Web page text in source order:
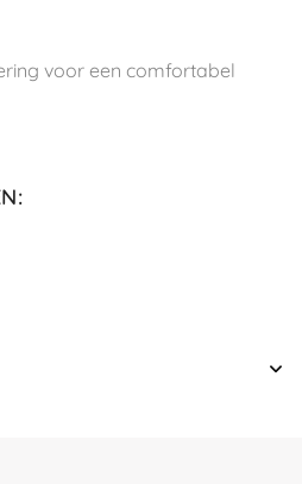
voor een comfortabel
: